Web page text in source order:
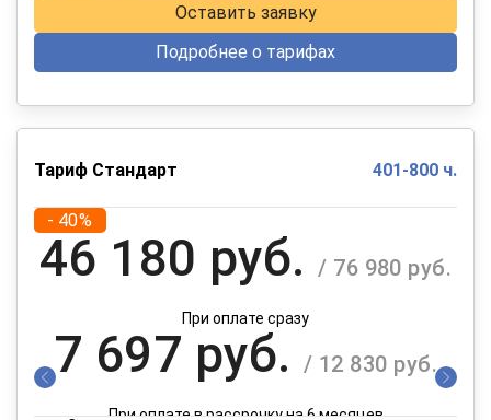
Оставить заявку
Подробнее о тарифах
Тариф Стандарт 401-800 ч.
- 40%
46 180 руб. / 76 980 руб.
При оплате сразу
7 697 руб. / 12 830 руб.
При оплате в рассрочку на 6 месяцев